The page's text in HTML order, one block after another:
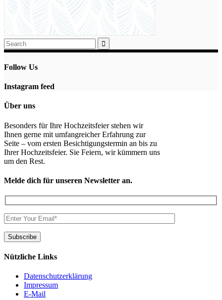
Follow Us
Instagram feed
Über uns
Besonders für Ihre Hochzeitsfeier stehen wir
Ihnen gerne mit umfangreicher Erfahrung zur
Seite – vom ersten Besichtigungstermin an bis zu
Ihrer Hochzeitsfeier. Sie Feiern, wir kümmern uns
um den Rest.
Melde dich für unseren Newsletter an.
Nützliche Links
Datenschutzerklärung
Impressum
E-Mail